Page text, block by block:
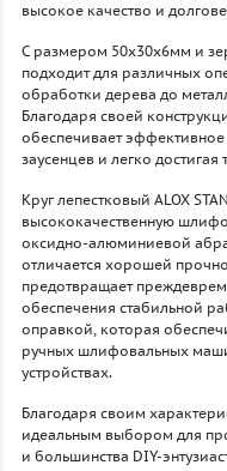
высокое качество и
С размером 50х30х6мм и
подходит для различных
обработки дерева до
Благодаря своей
обеспечивает эффективное
заусенцев и легко достигая
Круг лепестковый ALOX
высококачественную
оксидно-алюминиевой
отличается хорошей
предотвращает
обеспечения стабильной
оправкой, которая
ручных шлифовальных
устройствах.
Благодаря своим
идеальным выбором для
и большинства DIY-